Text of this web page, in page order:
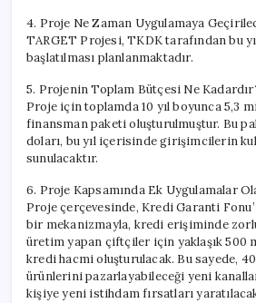
4. Proje Ne Zaman Uygulamaya
TARGET Projesi, TKDK tarafından bu
başlatılması planlanmaktadır.
5. Projenin Toplam Bütçesi Ne
Proje için toplamda 10 yıl boyunca 5,3
finansman paketi oluşturulmuştur. Bu
doları, bu yıl içerisinde girişimcilerin
sunulacaktır.
6. Proje Kapsamında Ek Uygulamalar
Proje çerçevesinde, Kredi Garanti
bir mekanizmayla, kredi erişiminde
üretim yapan çiftçiler için yaklaşık 500
kredi hacmi oluşturulacak. Bu sayede,
ürünlerini pazarlayabileceği yeni
kişiye yeni istihdam fırsatları